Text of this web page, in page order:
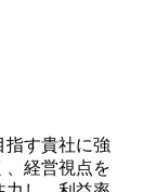
指す貴社に強
、経営視点を